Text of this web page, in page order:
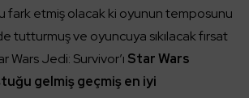
fark etmiş olacak ki oyunun temposunu
tutturmuş ve oyuncuya sıkılacak fırsat
Wars Jedi: Survivor’ı Star Wars
gelmiş geçmiş en iyi